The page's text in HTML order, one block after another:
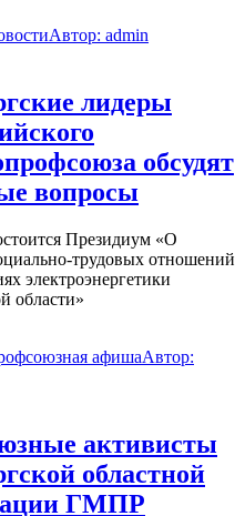
Автор: admin
лидеры
обсудят
вопросы
Президиум «О
трудовых отношений
электроэнергетики
области»
афишаАвтор:
активисты
областной
ГМПР